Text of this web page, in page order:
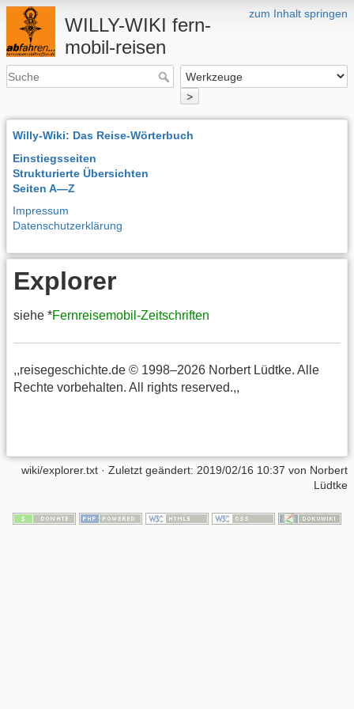
zum Inhalt springen
WILLY-WIKI fern-
mobil-reisen
>
Willy-Wiki: Das Reise-Wörterbuch
Einstiegsseiten
Strukturierte Übersichten
Seiten A—Z
Impressum
Datenschutzerklärung
Explorer
siehe *Fernreisemobil-Zeitschriften
,,reisegeschichte.de © 1998–2026 Norbert Lüdtke. Alle
Rechte vorbehalten. All rights reserved.,,
wiki/explorer.txt · Zuletzt geändert: 2019/02/16 10:37 von Norbert
Lüdtke